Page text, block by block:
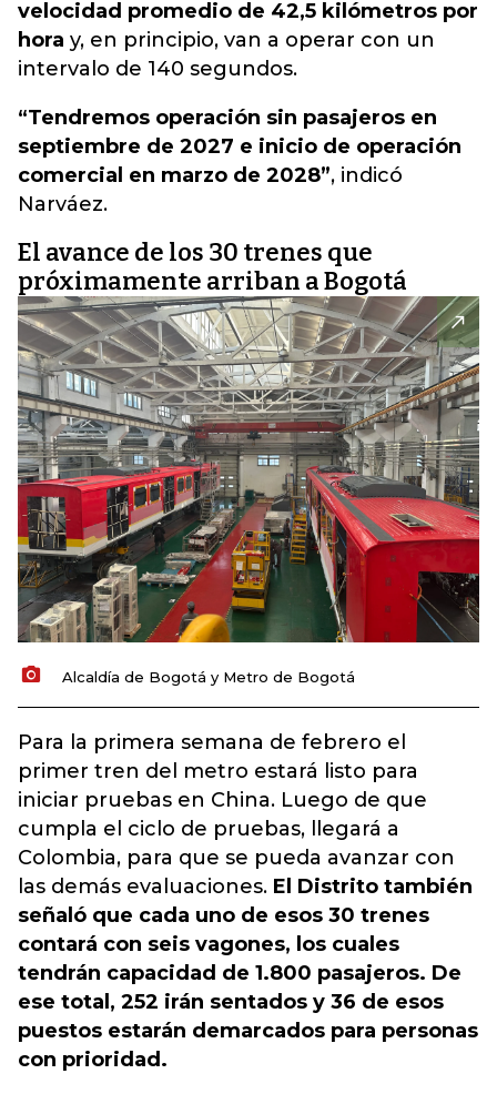
velocidad promedio de 42,5 kilómetros por
hora y, en principio, van a operar con un
intervalo de 140 segundos.
“Tendremos operación sin pasajeros en
septiembre de 2027 e inicio de operación
comercial en marzo de 2028”, indicó
Narváez.
El avance de los 30 trenes que
próximamente arriban a Bogotá
Alcaldía de Bogotá y Metro de Bogotá
Para la primera semana de febrero el
primer tren del metro estará listo para
iniciar pruebas en China. Luego de que
cumpla el ciclo de pruebas, llegará a
Colombia, para que se pueda avanzar con
las demás evaluaciones. El Distrito también
señaló que cada uno de esos 30 trenes
contará con seis vagones, los cuales
tendrán capacidad de 1.800 pasajeros. De
ese total, 252 irán sentados y 36 de esos
puestos estarán demarcados para personas
con prioridad.